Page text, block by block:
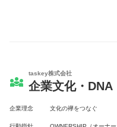
taskey株式会社
企業文化・DNA
企業理念 文化の襷をつなぐ